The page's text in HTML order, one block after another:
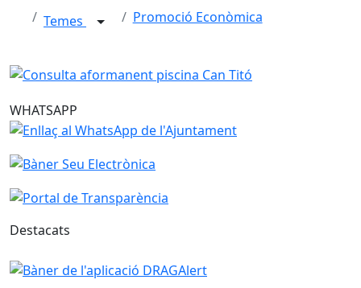
Temes Promoció Econòmica
WHATSAPP
Destacats